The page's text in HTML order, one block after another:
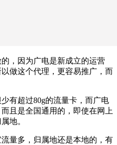
，因为广电是新成立的运营
做这个代理，更容易推广，而
有超过80g的流量卡，而广电
且是全国通用的，即使在网上
地。
量多，归属地还是本地的，有